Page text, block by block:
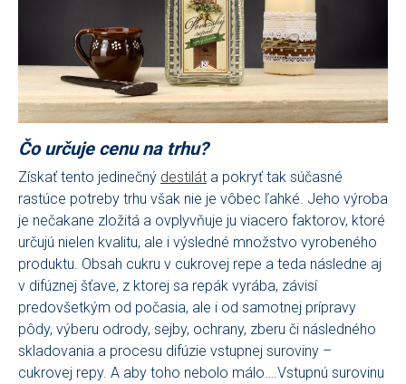
Čo určuje cenu na trhu?
Získať tento jedinečný destilát a pokryť tak súčasné
rastúce potreby trhu však nie je vôbec ľahké. Jeho výroba
je nečakane zložitá a ovplyvňuje ju viacero faktorov, ktoré
určujú nielen kvalitu, ale i výsledné množstvo vyrobeného
produktu. Obsah cukru v cukrovej repe a teda následne aj
v difúznej šťave, z ktorej sa repák vyrába, závisí
predovšetkým od počasia, ale i od samotnej prípravy
pôdy, výberu odrody, sejby, ochrany, zberu či následného
skladovania a procesu difúzie vstupnej suroviny –
cukrovej repy. A aby toho nebolo málo….Vstupnú surovinu